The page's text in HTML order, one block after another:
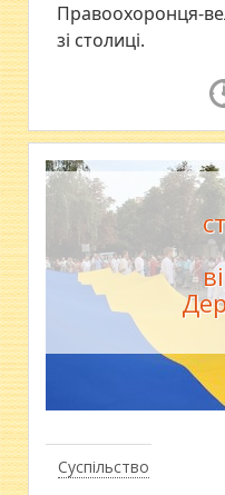
Правоохоронця-
зі столиці.
Суспільство